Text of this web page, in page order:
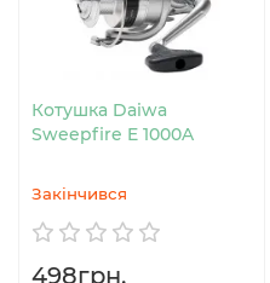
Котушка Daiwa
Sweepfire E 1000A
Закінчився
498грн.